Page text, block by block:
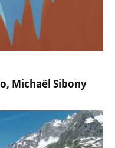
Michaël Sibony